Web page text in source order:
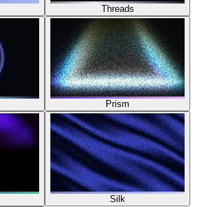
Threads
Prism
Silk